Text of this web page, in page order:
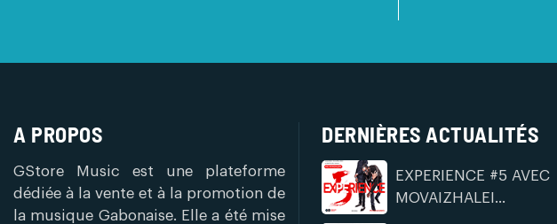
A PROPOS
GStore Music est une plateforme
dédiée à la vente et à la promotion de
la musique Gabonaise. Elle a été mise
DERNIÈRES ACTUALITÉS
EXPERIENCE #5 AVEC
MOVAIZHALEI...